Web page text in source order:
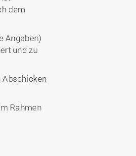
dem
Angaben)
und zu
Abschicken
Rahmen